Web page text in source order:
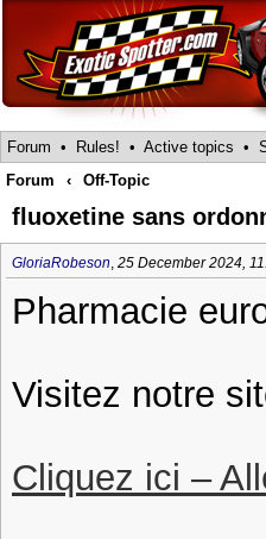
Forum • Rules! • Active topics •
Forum
‹ Off-Topic
fluoxetine sans
GloriaRobeson, 25 December 2024,
Pharmacie
Visitez notre
Cliquez ici –